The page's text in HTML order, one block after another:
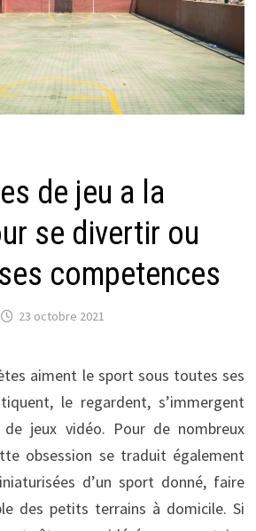
de jeu a la
se divertir ou
competences
23 octobre 2021
aiment le sport sous toutes ses
le regardent, s’immergent
de jeux vidéo. Pour de nombreux
obsession se traduit également
d’un sport donné, faire
des petits terrains à domicile.Si